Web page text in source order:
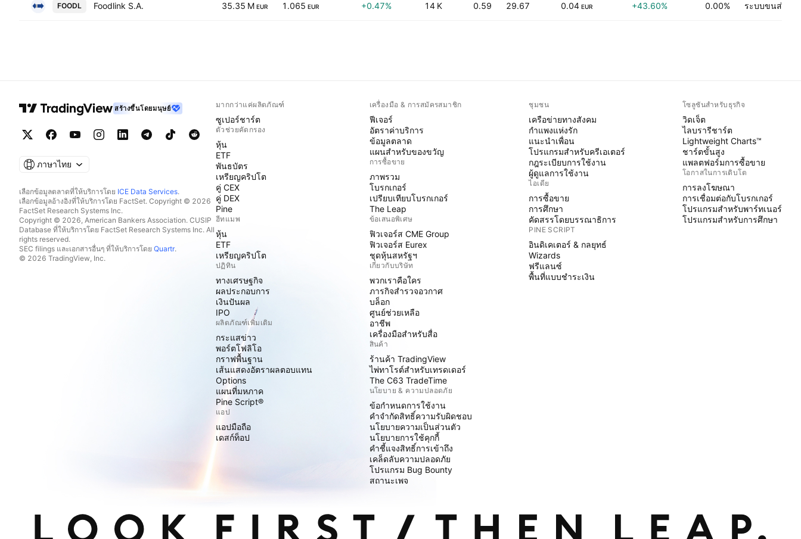
FOODL Foodlink S.A. 35.35 M EUR 1.065 EUR +0.47% 14 K 0.59 29.67 0.04 EUR +43.60% 0.00% ระบบขนส่ง
สร้างขึ้นโดยมนุษย์
ภาษาไทย
เลือกข้อมูลตลาดที่ให้บริการโดย ICE Data Services.
เลือกข้อมูลอ้างอิงที่ให้บริการโดย FactSet. Copyright © 2026
FactSet Research Systems Inc.
Copyright © 2026, American Bankers Association. CUSIP
Database ที่ให้บริการโดย FactSet Research Systems Inc. All
rights reserved.
SEC filings และเอกสารอื่นๆ ที่ให้บริการโดย Quartr.
© 2026 TradingView, Inc.
มากกว่าแค่ผลิตภัณฑ์
ซูเปอร์ชาร์ต
ตัวช่วยคัดกรอง
หุ้น
ETF
พันธบัตร
เหรียญคริปโต
คู่ CEX
คู่ DEX
Pine
ฮีทแมพ
หุ้น
ETF
เหรียญคริปโต
ปฏิทิน
ทางเศรษฐกิจ
ผลประกอบการ
เงินปันผล
IPO
ผลิตภัณฑ์เพิ่มเติม
กระแสข่าว
พอร์ตโฟลิโอ
กราฟพื้นฐาน
เส้นแสดงอัตราผลตอบแทน
Options
แผนที่มหภาค
Pine Script®
แอป
แอปมือถือ
เดสก์ท็อป
เครื่องมือ & การสมัครสมาชิก
ฟีเจอร์
อัตราค่าบริการ
ข้อมูลตลาด
แผนสำหรับของขวัญ
การซื้อขาย
ภาพรวม
โบรกเกอร์
เปรียบเทียบโบรกเกอร์
The Leap
ข้อเสนอพิเศษ
ฟิวเจอร์ส CME Group
ฟิวเจอร์ส Eurex
ชุดหุ้นสหรัฐฯ
เกี่ยวกับบริษัท
พวกเราคือใคร
ภารกิจสำรวจอวกาศ
บล็อก
ศูนย์ช่วยเหลือ
อาชีพ
เครื่องมือสำหรับสื่อ
สินค้า
ร้านค้า TradingView
ไพ่ทาโรต์สำหรับเทรดเดอร์
The C63 TradeTime
นโยบาย & ความปลอดภัย
ข้อกำหนดการใช้งาน
คำจำกัดสิทธิ์ความรับผิดชอบ
นโยบายความเป็นส่วนตัว
นโยบายการใช้คุกกี้
คำชี้แจงสิทธิ์การเข้าถึง
เคล็ดลับความปลอดภัย
โปรแกรม Bug Bounty
สถานะเพจ
ชุมชน
เครือข่ายทางสังคม
กำแพงแห่งรัก
แนะนำเพื่อน
โปรแกรมสำหรับครีเอเตอร์
กฎระเบียบการใช้งาน
ผู้ดูแลการใช้งาน
ไอเดีย
การซื้อขาย
การศึกษา
คัดสรรโดยบรรณาธิการ
PINE SCRIPT
อินดิเคเตอร์ & กลยุทธ์
Wizards
ฟรีแลนซ์
พื้นที่แบบชำระเงิน
โซลูชันสำหรับธุรกิจ
วิดเจ็ต
ไลบรารีชาร์ต
Lightweight Charts™
ชาร์ตขั้นสูง
แพลตฟอร์มการซื้อขาย
โอกาสในการเติบโต
การลงโฆษณา
การเชื่อมต่อกับโบรกเกอร์
โปรแกรมสำหรับพาร์ทเนอร์
โปรแกรมสำหรับการศึกษา